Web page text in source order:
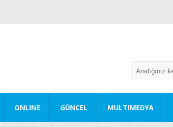
ONLINE GÜNCEL MULTIMEDYA